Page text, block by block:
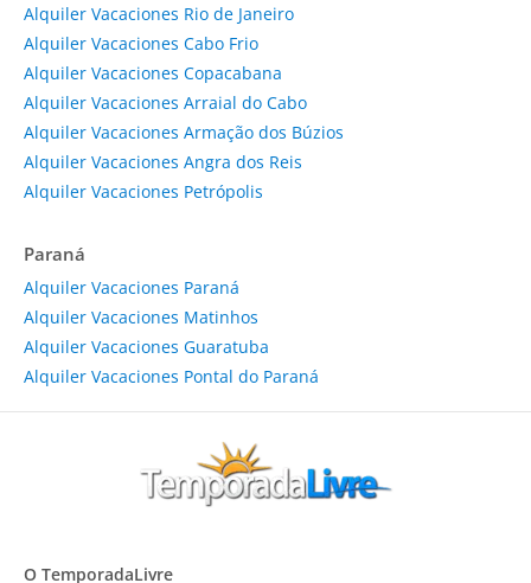
Alquiler Vacaciones Rio de Janeiro
Alquiler Vacaciones Cabo Frio
Alquiler Vacaciones Copacabana
Alquiler Vacaciones Arraial do Cabo
Alquiler Vacaciones Armação dos Búzios
Alquiler Vacaciones Angra dos Reis
Alquiler Vacaciones Petrópolis
Paraná
Alquiler Vacaciones Paraná
Alquiler Vacaciones Matinhos
Alquiler Vacaciones Guaratuba
Alquiler Vacaciones Pontal do Paraná
O TemporadaLivre